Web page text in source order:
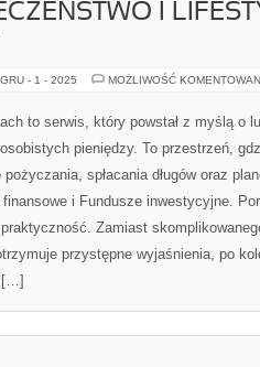
I
GRU - 1 - 2025 MOŻLIWOŚĆ
to serwis, który powstał z myślą o
pieniędzy. To przestrzeń,
spłacania długów oraz
finansowe i Fundusze inwestycyjne.
Zamiast
przystępne wyjaśnienia, po
[…]